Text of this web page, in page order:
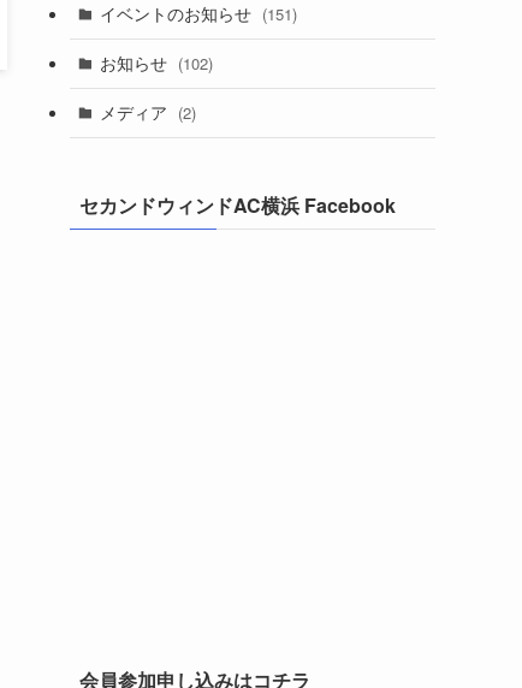
イベントのお知らせ (151)
お知らせ (102)
メディア (2)
セカンドウィンドAC横浜 Facebook
会員参加申し込みはコチラ